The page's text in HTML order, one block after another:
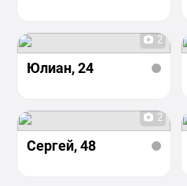
2
Юлиан, 24
2
Сергей, 48